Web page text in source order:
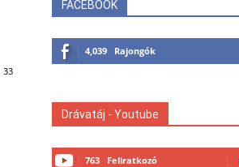
33
FACEBOOK
4,039 Rajongók
Drávatáj - Youtube
763 Feliratkozó